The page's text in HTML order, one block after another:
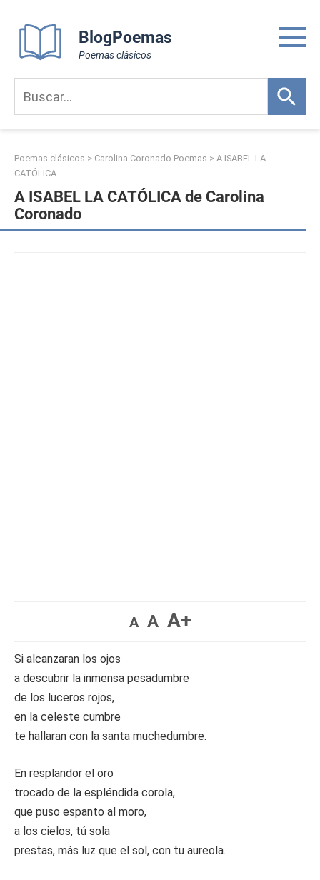
content
BlogPoemas
Poemas clásicos
Poemas clásicos > Carolina Coronado Poemas > A ISABEL LA
CATÓLICA
A ISABEL LA CATÓLICA de Carolina
Coronado
A A A+
Si alcanzaran los ojos
a descubrir la inmensa pesadumbre
de los luceros rojos,
en la celeste cumbre
te hallaran con la santa muchedumbre.
En resplandor el oro
trocado de la espléndida corola,
que puso espanto al moro,
a los cielos, tú sola
prestas, más luz que el sol, con tu aureola.